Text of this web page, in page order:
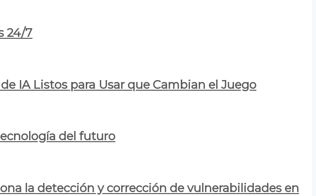
24/7
IA Listos para Usar que Cambian el Juego
del futuro
la detección y corrección de vulnerabilidades en